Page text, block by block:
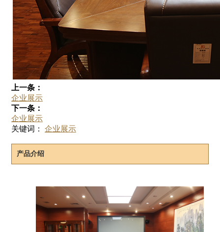
上一条：
企业展示
下一条：
企业展示
关键词： 企业展示
产品介绍